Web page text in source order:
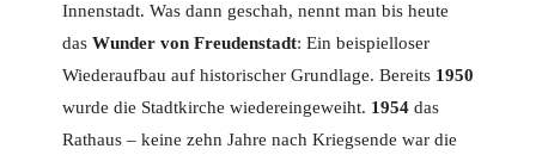
Innenstadt. Was dann geschah, nennt man bis heute
das Wunder von Freudenstadt: Ein beispielloser
Wiederaufbau auf historischer Grundlage. Bereits 1950
wurde die Stadtkirche wiedereingeweiht. 1954 das
Rathaus – keine zehn Jahre nach Kriegsende war die